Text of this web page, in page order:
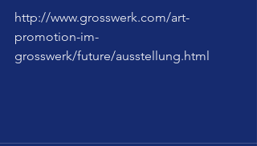
http://www.grosswerk.com/art-
promotion-im-
grosswerk/future/ausstellung.html